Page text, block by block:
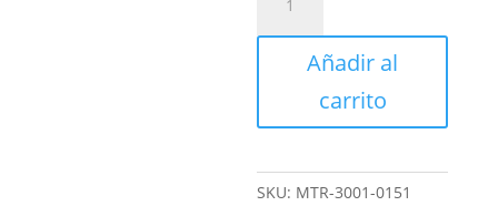
TRASERA
IZQUIERDA
cantidadAñadir al
carrito
SKU: MTR-3001-0151